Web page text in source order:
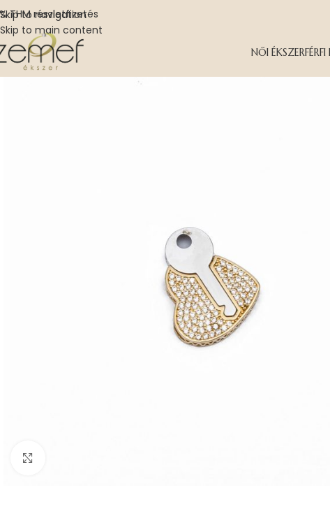
Skip to navigation
Skip to main content
THM részletfizetés
NŐI ÉKSZER